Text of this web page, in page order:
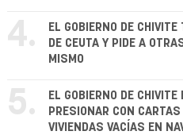
4.
EL GOBIERNO DE
DE CEUTA Y PIDE A
MISMO
5.
EL GOBIERNO DE
PRESIONAR CON
VIVIENDAS VACÍAS EN